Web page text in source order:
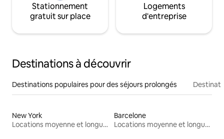
Stationnement
gratuit sur place
Logements
d'entreprise
Destinations à découvrir
Destinations populaires pour des séjours prolongés
New York
Locations moyenne et longue durée
Barcelone
Locations moyenne et longue durée